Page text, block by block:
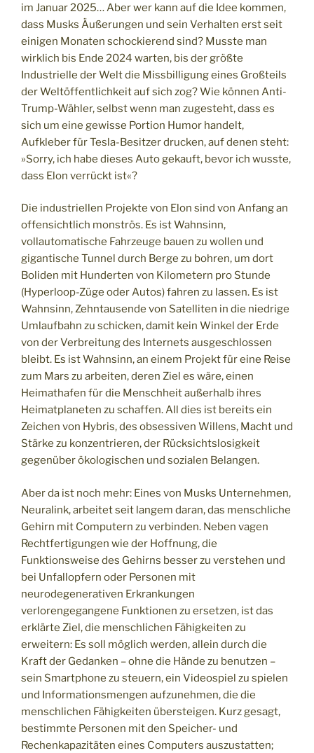
im Januar 2025… Aber wer kann auf die Idee kommen,
dass Musks Äußerungen und sein Verhalten erst seit
einigen Monaten schockierend sind? Musste man
wirklich bis Ende 2024 warten, bis der größte
Industrielle der Welt die Missbilligung eines Großteils
der Weltöffentlichkeit auf sich zog? Wie können Anti-
Trump-Wähler, selbst wenn man zugesteht, dass es
sich um eine gewisse Portion Humor handelt,
Aufkleber für Tesla-Besitzer drucken, auf denen steht:
»Sorry, ich habe dieses Auto gekauft, bevor ich wusste,
dass Elon verrückt ist«?
Die industriellen Projekte von Elon sind von Anfang an
offensichtlich monströs. Es ist Wahnsinn,
vollautomatische Fahrzeuge bauen zu wollen und
gigantische Tunnel durch Berge zu bohren, um dort
Boliden mit Hunderten von Kilometern pro Stunde
(Hyperloop-Züge oder Autos) fahren zu lassen. Es ist
Wahnsinn, Zehntausende von Satelliten in die niedrige
Umlaufbahn zu schicken, damit kein Winkel der Erde
von der Verbreitung des Internets ausgeschlossen
bleibt. Es ist Wahnsinn, an einem Projekt für eine Reise
zum Mars zu arbeiten, deren Ziel es wäre, einen
Heimathafen für die Menschheit außerhalb ihres
Heimatplaneten zu schaffen. All dies ist bereits ein
Zeichen von Hybris, des obsessiven Willens, Macht und
Stärke zu konzentrieren, der Rücksichtslosigkeit
gegenüber ökologischen und sozialen Belangen.
Aber da ist noch mehr: Eines von Musks Unternehmen,
Neuralink, arbeitet seit langem daran, das menschliche
Gehirn mit Computern zu verbinden. Neben vagen
Rechtfertigungen wie der Hoffnung, die
Funktionsweise des Gehirns besser zu verstehen und
bei Unfallopfern oder Personen mit
neurodegenerativen Erkrankungen
verlorengegangene Funktionen zu ersetzen, ist das
erklärte Ziel, die menschlichen Fähigkeiten zu
erweitern: Es soll möglich werden, allein durch die
Kraft der Gedanken – ohne die Hände zu benutzen –
sein Smartphone zu steuern, ein Videospiel zu spielen
und Informationsmengen aufzunehmen, die die
menschlichen Fähigkeiten übersteigen. Kurz gesagt,
bestimmte Personen mit den Speicher- und
Rechenkapazitäten eines Computers auszustatten;